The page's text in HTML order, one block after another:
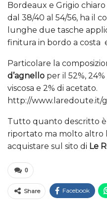
Bordeaux e Grigio
dal 38/40 al 54/56, ha il
lunghe due tasche
finitura in bordo a costa
Particolare la
d’agnello per il 52%,
viscosa e 2% di acetato.
http://www.laredoute.it/
Tutto quanto descritto è
riportato ma molto altro
acquistare sul sito di Le
0
Share Facebook